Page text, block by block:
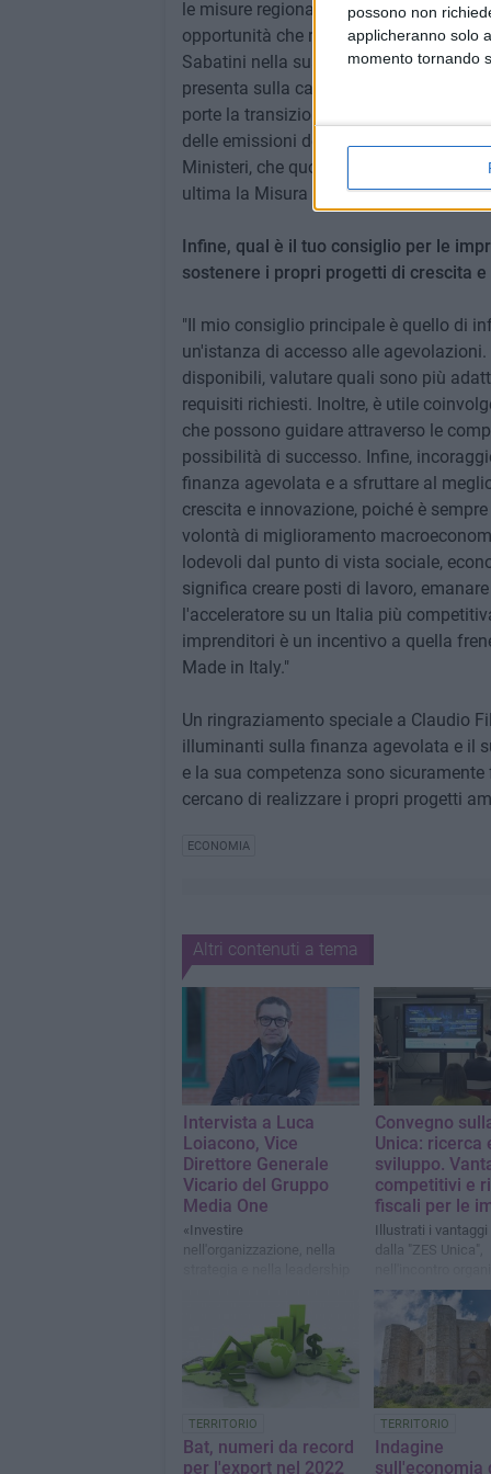
possono non
applicheranno solo
momento tornando
le misure regionali si affiancano a
opportunità che rappresenta la
Sabatini nella sua veste Green, alla
presenta sulla carta come una
porte la transizione 5.0, un incentivo
delle emissioni dei processi produttivi.
Ministeri, che quotidianamente
ultima la Misura relativa alle
Infine, qual è il tuo consiglio per le
sostenere i propri progetti di crescita e
"Il mio consiglio principale è quello di
un'istanza di accesso alle
disponibili, valutare quali sono più
requisiti richiesti. Inoltre, è utile
che possono guidare attraverso le
possibilità di successo. Infine,
finanza agevolata e a sfruttare al
crescita e innovazione, poiché è
volontà di miglioramento
lodevoli dal punto di vista sociale,
significa creare posti di lavoro,
l'acceleratore su un Italia più
imprenditori è un incentivo a quella
Made in Italy."
Un ringraziamento speciale a Claudio
illuminanti sulla finanza agevolata e il
e la sua competenza sono
cercano di realizzare i propri progetti
ECONOMIA
Altri contenuti a tema
Intervista a Luca
Loiacono, Vice
Direttore Generale
Vicario del Gruppo
Media One
«Investire
nell'organizzazione, nella
un futuro di successo»
Convegno
Unica: ricerca
sviluppo.
competitivi e
fiscali per le
Illustrati i
dalla "ZES Unica",
Gruppo "Media
Politecnico di Bari
TERRITORIO
Bat, numeri da record
per l'export nel 2022
TERRITORIO
Indagine
sull'economia